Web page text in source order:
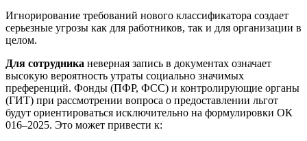
Игнорирование требований нового классификатора создает
серьезные угрозы как для работников, так и для организации в
целом.
Для сотрудника неверная запись в документах означает
высокую вероятность утраты социально значимых
преференций. Фонды (ПФР, ФСС) и контролирующие органы
(ГИТ) при рассмотрении вопроса о предоставлении льгот
будут ориентироваться исключительно на формулировки ОК
016–2025. Это может привести к: